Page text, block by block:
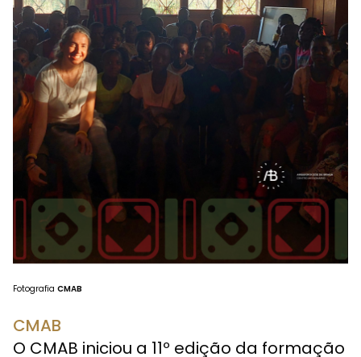
Fotografia CMAB
CMAB
O CMAB iniciou a 11º edição da formação